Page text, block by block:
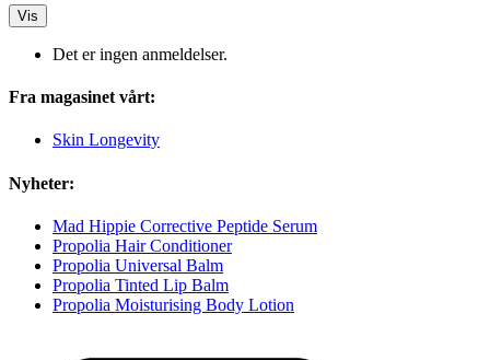
Vis
Det er ingen anmeldelser.
Fra magasinet vårt:
Skin Longevity
Nyheter:
Mad Hippie Corrective Peptide Serum
Propolia Hair Conditioner
Propolia Universal Balm
Propolia Tinted Lip Balm
Propolia Moisturising Body Lotion